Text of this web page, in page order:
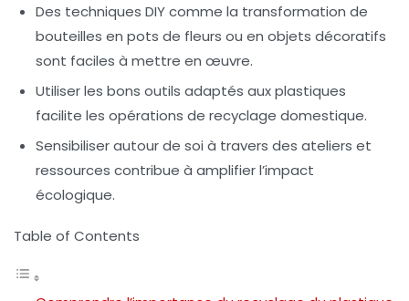
Des techniques DIY comme la transformation de
bouteilles en pots de fleurs ou en objets décoratifs
sont faciles à mettre en œuvre.
Utiliser les bons outils adaptés aux plastiques
facilite les opérations de recyclage domestique.
Sensibiliser autour de soi à travers des ateliers et
ressources contribue à amplifier l’impact
écologique.
Table of Contents